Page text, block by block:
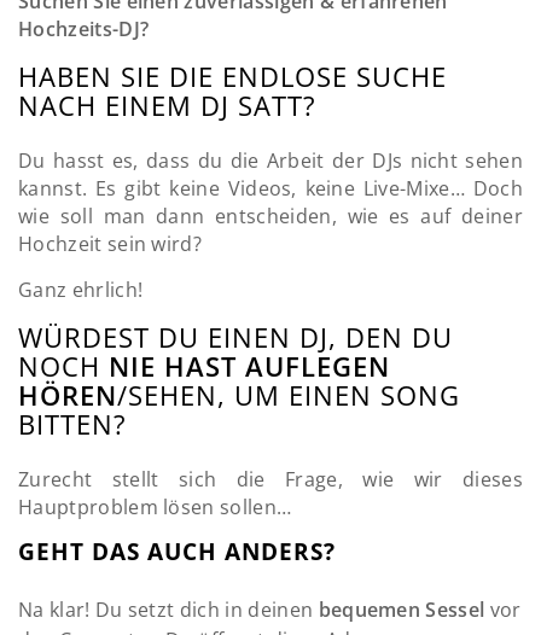
Hochzeits-DJ?
HABEN SIE DIE ENDLOSE SUCHE
NACH EINEM DJ SATT?
Du hasst es, dass du die Arbeit der DJs nicht sehen
kannst. Es gibt keine Videos, keine Live-Mixe… Doch
wie soll man dann entscheiden, wie es auf deiner
Hochzeit sein wird?
Ganz ehrlich!
WÜRDEST DU EINEN DJ, DEN DU
NOCH NIE HAST AUFLEGEN
HÖREN/SEHEN, UM EINEN SONG
BITTEN?
Zurecht stellt sich die Frage, wie wir dieses
Hauptproblem lösen sollen…
GEHT DAS AUCH ANDERS?
Na klar! Du setzt dich in deinen bequemen Sessel vor